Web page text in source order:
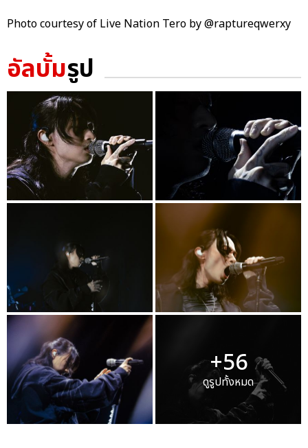
Photo courtesy of Live Nation Tero by @raptureqwerxy
อัลบั้มรูป
+56
ดูรูปทั้งหมด